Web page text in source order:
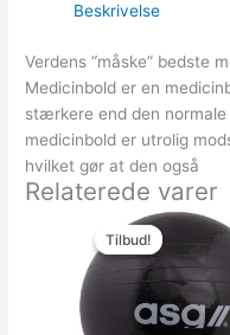
Beskrivelse
Verdens “måske” bedste
Medicinbold er en
stærkere end den
medicinbold er utrolig
hvilket gør at den også
Relaterede varer
Tilbud!
Tilbud!
Den
oprindelige
pris
var:
179.00kr..